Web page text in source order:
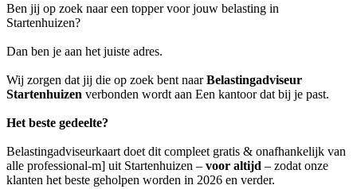
Ben jij op zoek naar een topper voor jouw belasting in
Startenhuizen?
Dan ben je aan het juiste adres.
Wij zorgen dat jij die op zoek bent naarBelastingadviseur
Startenhuizen verbonden wordt aan Een kantoor dat bij je past.
Het beste gedeelte?
Belastingadviseurkaart doet dit compleet gratis & onafhankelijk van
alle professional-m] uit Startenhuizen – voor altijd – zodat onze
klanten het beste geholpen worden in 2026 en verder.